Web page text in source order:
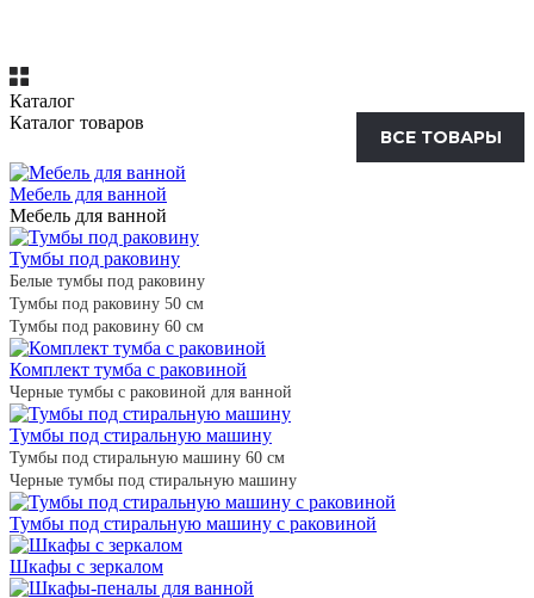
Каталог
Каталог товаров
ВСЕ ТОВАРЫ
Мебель для ванной
Мебель для ванной
Тумбы под раковину
Белые тумбы под раковину
Тумбы под раковину 50 см
Тумбы под раковину 60 см
Комплект тумба с раковиной
Черные тумбы с раковиной для ванной
Тумбы под стиральную машину
Тумбы под стиральную машину 60 см
Черные тумбы под стиральную машину
Тумбы под стиральную машину с раковиной
Шкафы с зеркалом